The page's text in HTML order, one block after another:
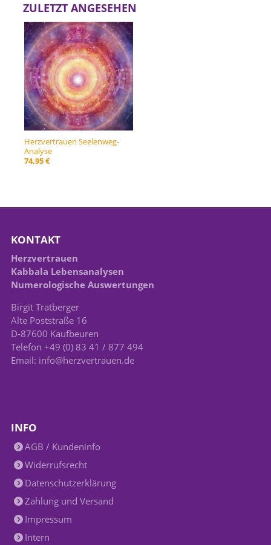
ZULETZT ANGESEHEN
Herzvertrauen Seelenweg-
Analyse
74,95 €
KONTAKT
Herzvertrauen
Kabbala Lebensanalysen
Numerologische Auswertungen
Birgit Tratberger
Alte Poststraße 16
D-87600 Kaufbeuren
Telefon +49 (0) 83 41 / 877 494
Email: info@herzvertrauen.de
INFO
AGB / Kundeninfo
Widerrufsrecht
Datenschutzerklärung
Zahlung und Versand
Impressum
Intern